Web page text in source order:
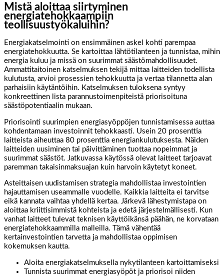
Mistä aloittaa siirtyminen
energiatehokkaampiin
teollisuustyökaluihin?
Energiakatselmointi on ensimmäinen askel kohti parempaa
energiatehokkuutta. Se kartoittaa lähtötilanteen ja tunnistaa, mihin
energia kuluu ja missä on suurimmat säästömahdollisuudet.
Ammattitaitoinen katselmuksen tekijä mittaa laitteiden todellista
kulutusta, arvioi prosessien tehokkuutta ja vertaa tilannetta alan
parhaisiin käytäntöihin. Katselmuksen tuloksena syntyy
konkreettinen lista parannustoimenpiteistä priorisoituna
säästöpotentiaalin mukaan.
Priorisointi suurimpien energiasyöppöjen tunnistamisessa auttaa
kohdentamaan investoinnit tehokkaasti. Usein 20 prosenttia
laitteista aiheuttaa 80 prosenttia energiankulutuksesta. Näiden
laitteiden uusiminen tai päivittäminen tuottaa nopeimmat ja
suurimmat säästöt. Jatkuvassa käytössä olevat laitteet tarjoavat
paremman takaisinmaksuajan kuin harvoin käytetyt koneet.
Asteittaisen uudistamisen strategia mahdollistaa investointien
hajauttamisen useammalle vuodelle. Kaikkia laitteita ei tarvitse
eikä kannata vaihtaa yhdellä kertaa. Järkevä lähestymistapa on
aloittaa kriittisimmistä kohteista ja edetä järjestelmällisesti. Kun
vanhat laitteet tulevat teknisen käyttöikänsä päähän, ne korvataan
energiatehokkaammilla malleilla. Tämä vähentää
kertainvestointien tarvetta ja mahdollistaa oppimisen
kokemuksen kautta.
Aloita energiakatselmuksella nykytilanteen kartoittamiseksi
Tunnista suurimmat energiasyöpöt ja priorisoi niiden